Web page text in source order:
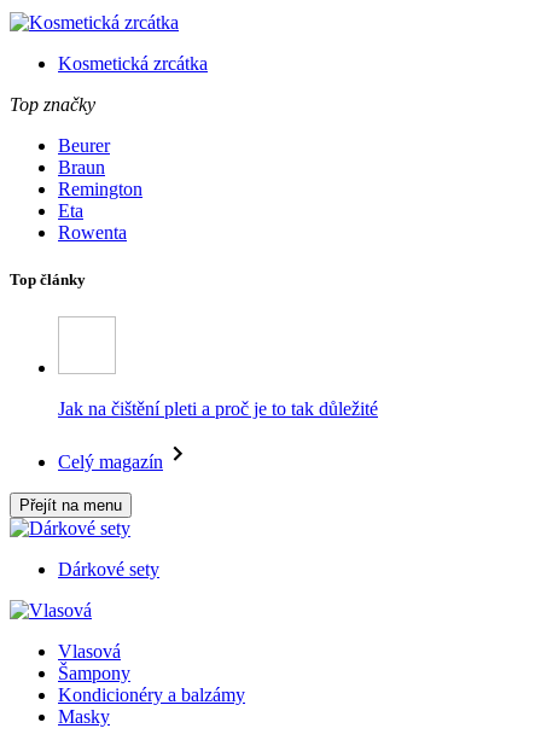
Kosmetická zrcátka
Top značky
Beurer
Braun
Remington
Eta
Rowenta
Top články
Jak na čištění pleti a proč je to tak důležité
Celý magazín
Přejít na menu
Dárkové sety
Vlasová
Šampony
Kondicionéry a balzámy
Masky